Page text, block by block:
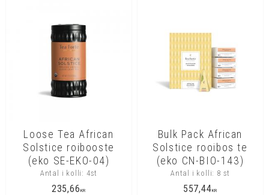
Loose Tea African
Solstice roibooste
(eko SE-EKO-04)
Antal i kolli: 4st
235,66 KR
Bulk Pack African
Solstice rooibos te
(eko CN-BIO-143)
Antal i kolli: 8 st
557,44KR